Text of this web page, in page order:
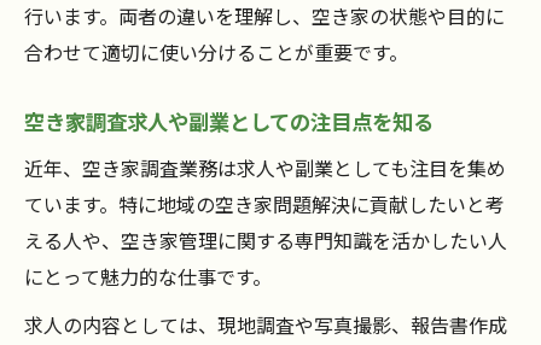
行います。両者の違いを理解し、空き家の状態や目的に
合わせて適切に使い分けることが重要です。
空き家調査求人や副業としての注目点を知る
近年、空き家調査業務は求人や副業としても注目を集め
ています。特に地域の空き家問題解決に貢献したいと考
える人や、空き家管理に関する専門知識を活かしたい人
にとって魅力的な仕事です。
求人の内容としては、現地調査や写真撮影、報告書作成